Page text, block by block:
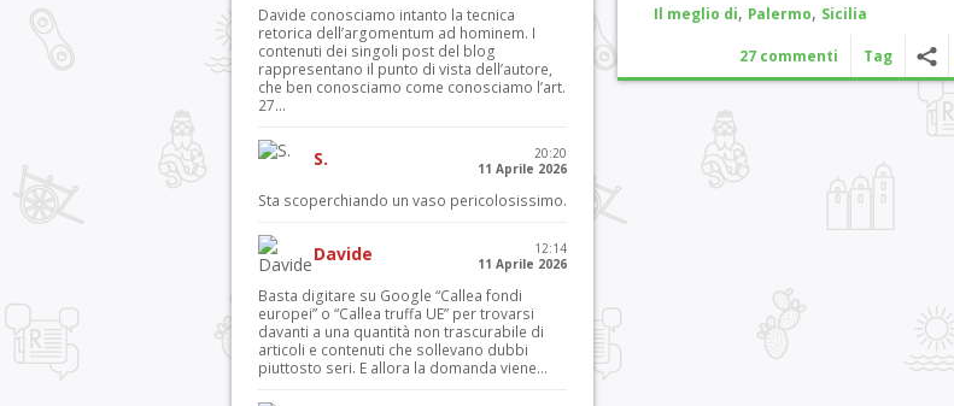
Il meglio di, Palermo, Sicilia
27 commenti Tag
Davide conosciamo intanto la tecnica
retorica dell’argomentum ad hominem. I
contenuti dei singoli post del blog
rappresentano il punto di vista dell’autore,
che ben conosciamo come conosciamo l’art.
27...
S.
20:20
11 Aprile 2026
Sta scoperchiando un vaso pericolosissimo.
Davide
12:14
11 Aprile 2026
Basta digitare su Google “Callea fondi
europei” o “Callea truffa UE” per trovarsi
davanti a una quantità non trascurabile di
articoli e contenuti che sollevano dubbi
piuttosto seri. E allora la domanda viene...